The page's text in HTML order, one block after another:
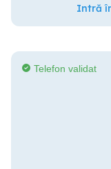
Intră
Telefon validat